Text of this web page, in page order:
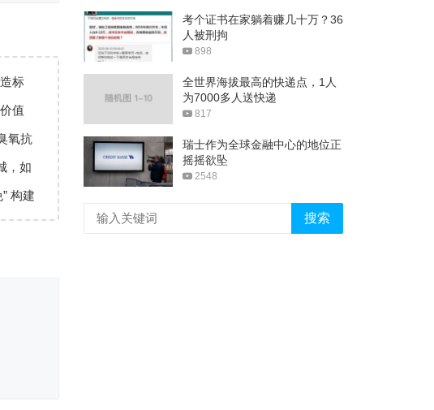
标
值
氧抗
，如
构建
考个证书在家躺着赚几十万？36
人被刑拘
898
全世界海拔最高的快递点，1人
为7000多人送快递
817
瑞士作为全球金融中心的地位正
摇摇欲坠
2548
搜索